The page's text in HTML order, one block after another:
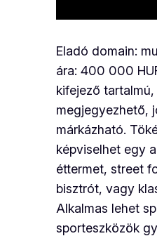
Eladó domain:
ára: 400 000
kifejező
megjegyezhető,
márkázható.
képviselhet egy
éttermet, street
bisztrót, vagy
Alkalmas lehet
sporteszközök